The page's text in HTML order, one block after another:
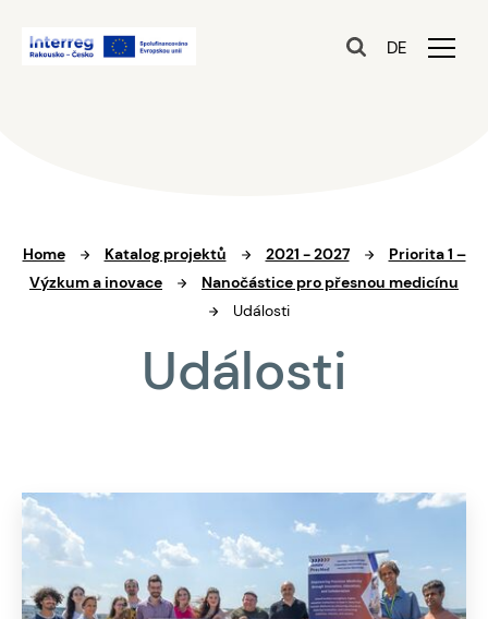
DE
Home Katalog projektů 2021 - 2027
Priorita 1 –
Výzkum a inovace
Nanočástice pro přesnou medicínu
Události
Události